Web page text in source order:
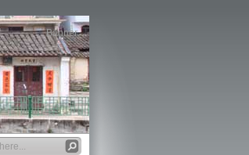
Banner